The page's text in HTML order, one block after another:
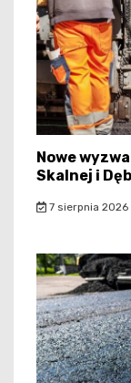
Nowe
Skalnej i
7 sierpnia 2026